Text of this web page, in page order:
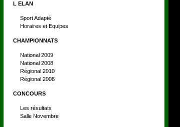
L ELAN
Sport Adapté
Horaires et Equipes
CHAMPIONNATS
National 2009
National 2008
Régional 2010
Régional 2008
CONCOURS
Les résultats
Salle Novembre